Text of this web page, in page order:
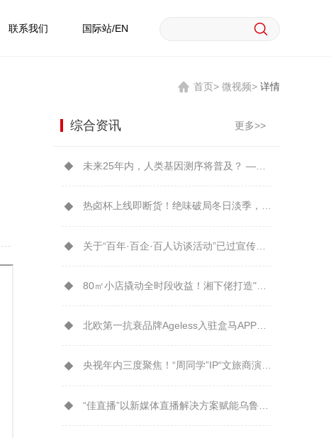
联系我们 国际站/EN
首页> 微视频> 详情
综合资讯 更多>>
未来25年内，人类基因测序将普及？ ——从华大实践看凯文·凯利预言可能性
热卤杯上线即断货！绝味破局冬日淡季，开辟餐桌新增量
关于“百年·百企·百人访谈活动”已过宣传时效的公告
80㎡小店撬动全时段收益！湘下佬打造"可复制的湖湘美食IP"
北欧第一抗衰品牌Ageless入驻盒马APP解锁年轻“肌”密
央视年内三度聚焦！“周同学”IP“文旅商演”模式引爆城市消费新生态
“佳直播”以新媒体直播解决方案赋能乌鲁木齐广播电视台融媒体转型升级